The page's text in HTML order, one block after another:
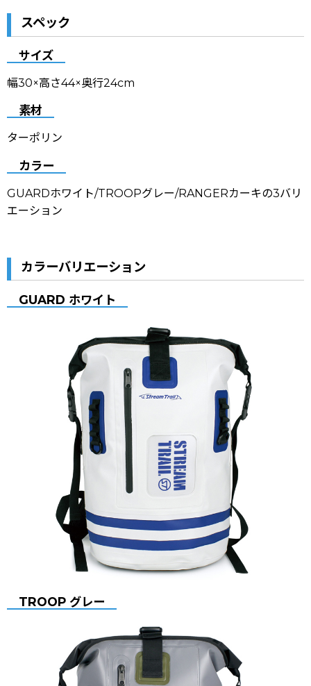
スペック
サイズ
幅30×高さ44×奥行24cm
素材
ターポリン
カラー
GUARDホワイト/TROOPグレー/RANGERカーキの3バリ
エーション
カラーバリエーション
GUARD ホワイト
TROOP グレー